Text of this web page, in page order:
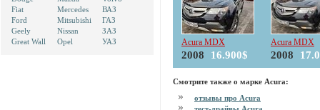
Fiat
Ford
Geely
Great Wall
Mercedes
Mitsubishi
Nissan
Opel
ВАЗ
ГАЗ
ЗАЗ
УАЗ
Acura MDX
2008 16.900$
Acura MDX
2008
Смотрите также о марке Acura:
отзывы про Acura